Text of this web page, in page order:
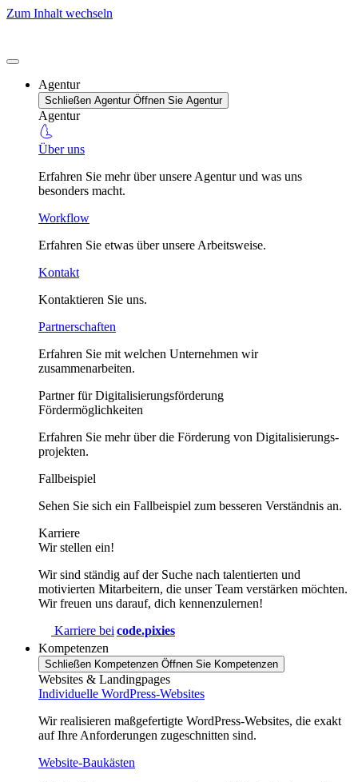
Zum Inhalt wechseln
Agentur
Schließen Agentur Öffnen Sie Agentur
Agentur
Über uns
Erfahren Sie mehr über unsere Agentur und was uns
besonders macht.
Workflow
Erfahren Sie etwas über unsere Arbeitsweise.
Kontakt
Kontaktieren Sie uns.
Partnerschaften
Erfahren Sie mit welchen Unternehmen wir
zusammenarbeiten.
Partner für Digitalisierungsförderung
Fördermöglichkeiten
Erfahren Sie mehr über die Förderung von Digitalisierungs­
projekten.
Fallbeispiel
Sehen Sie sich ein Fallbeispiel zum besseren Verständnis an.
Karriere
Wir stellen ein!
Wir sind ständig auf der Suche nach talentierten und
motivierten Mitarbeitern, die unser Team verstärken möchten.
Wir freuen uns darauf, dich kennenzulernen!
Karriere bei code.pixies
Kompetenzen
Schließen Kompetenzen Öffnen Sie Kompetenzen
Websites & Landingpages
Individuelle WordPress-Websites
Wir realisieren maßgefertigte WordPress-Websites, die exakt
auf Ihre Anforderungen zugeschnitten sind.
Website-Baukästen